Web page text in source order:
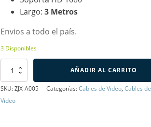
Largo: 3 Metros
Envios a todo el país.
3 Disponibles
Cable
Plano
3M,
AÑADIR AL CARRITO
SKU:ZJX-A005 Categorías:Cables de Video, Cables de
Video